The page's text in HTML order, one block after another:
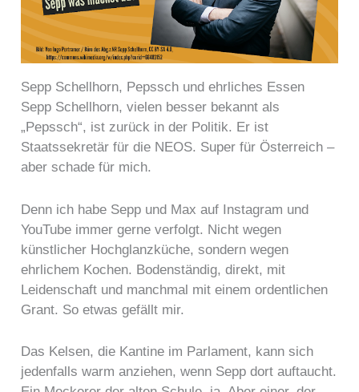
Sepp Schellhorn, Pepssch und ehrliches Essen
Sepp Schellhorn, vielen besser bekannt als
„Pepssch“, ist zurück in der Politik. Er ist
Staatssekretär für die NEOS. Super für Österreich –
aber schade für mich.
Denn ich habe Sepp und Max auf Instagram und
YouTube immer gerne verfolgt. Nicht wegen
künstlicher Hochglanzküche, sondern wegen
ehrlichem Kochen. Bodenständig, direkt, mit
Leidenschaft und manchmal mit einem ordentlichen
Grant. So etwas gefällt mir.
Das Kelsen, die Kantine im Parlament, kann sich
jedenfalls warm anziehen, wenn Sepp dort auftaucht.